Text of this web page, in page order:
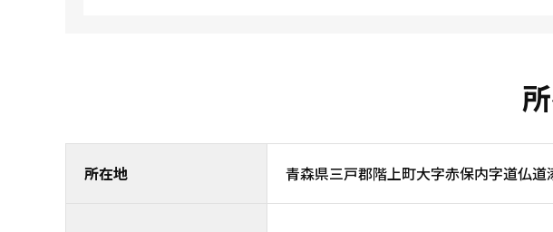
所在地 青森県三戸郡階上町大字赤保内字道仏